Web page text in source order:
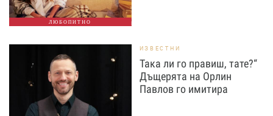
ЛЮБОПИТНО
ИЗВЕСТНИ
Така ли го правиш, тате?“
Дъщерята на Орлин
Павлов го имитира